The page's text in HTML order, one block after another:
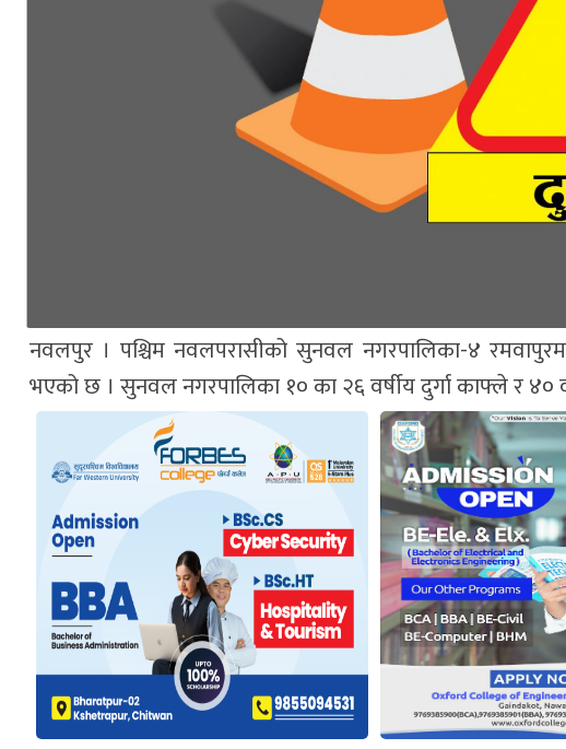
नवलपुर । पश्चिम नवलपरासीको सुनवल नगरपालिका-४
भएको छ । सुनवल नगरपालिका १० का २६ वर्षीय दुर्गा काफ्ले र ४०